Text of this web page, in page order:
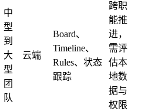
中
型
到
大
型
团
队
云端
Board、
Timeline、
Rules、状态
跟踪
跨职
能推
进，
需评
估本
地数
据与
权限